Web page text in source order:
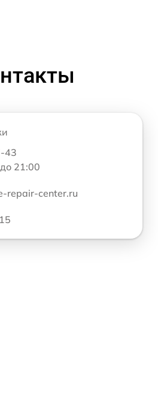
43
21:00
repair-center.ru